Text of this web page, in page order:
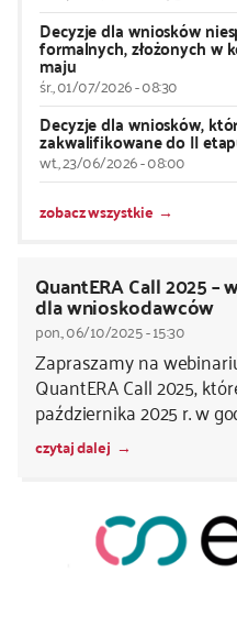
Decyzje dla wniosków
formalnych, złożonych w
maju
śr., 01/07/2026 - 08:30
Decyzje dla wniosków,
zakwalifikowane do II
wt., 23/06/2026 - 08:00
zobacz wszystkie
QuantERA Call 2025
dla wnioskodawców
pon., 06/10/2025 - 15:30
Zapraszamy na
QuantERA Call 2025,
października 2025 r. w
czytaj dalej